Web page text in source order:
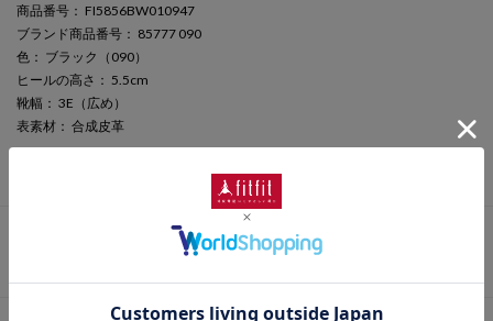
商品番号 ： FI5856BW010947
ブランド商品番号 ： 85777 090
色 ： ブラック（090）
ヒールの高さ ： 5.5cm
靴幅 ： 3E（広め）
表素材 ： 合成皮革
さらに詳しい情報を表示
この商品に関するお問い合わせ